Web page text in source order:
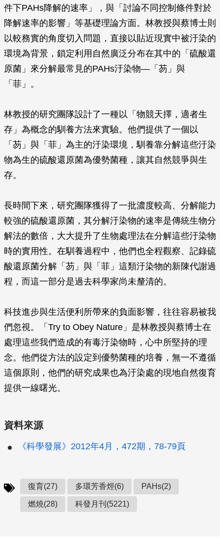
件下PAHs降解的速率」，與「討論不同控制條件對於
降解速率的影響」等基礎理論方面。林教授與蔡博士則
以較務實的角度切入問題，直接以貼近現實中被汙染的
環境為背景，鎖定利用自然廣泛分布在其中的「硫酸還
原菌」來分解最常見的PAHs汙染物—「芴」與
「菲」。
林教授的研究團隊設計了一種以「物競天擇，適者生
存」為概念的馴養方法來實驗。他們提供了一個以
「芴」與「菲」為主的汙染環境，馴養靠分解這些汙染
物為生的硫酸還原菌為優勢菌種，讓其自然競爭與生
存。
長時間下來，研究團隊獲得了一批濃度較高、分解能力
較強的硫酸還原菌，其分解汙染物的速率是傳統生物分
解法的數倍，大大提升了生物處理法在分解這些汙染物
時的實用性。在馴養過程中，他們也全程觀察、記錄硫
酸還原菌分解「芴」與「菲」這類汙染物的新陳代謝過
程，而這一部分是過去科學家尚未釐清的。
科技進步與生活便利所帶來的負面影響，往往容易被我
們忽視。「Try to Obey Nature」是林教授與蔡博士在
處理這些我們造成的有毒汙染物時，心中所堅持的理
念。他們從方法的設定到優勢菌種的培養，無一不遵循
這個原則，他們的研究成果也為汙染處的現地自然復育
提供一線曙光。
資料來源
《科學發展》2012年4月，472期，78-79頁
復育(27) 多環芳香烴(6) PAHs(2)
燃燒(28) 科發月刊(5221)